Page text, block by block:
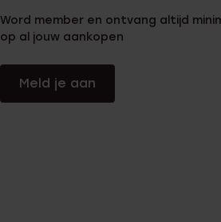
Word member en ontvang altijd
op al jouw aankopen
Meld je aan